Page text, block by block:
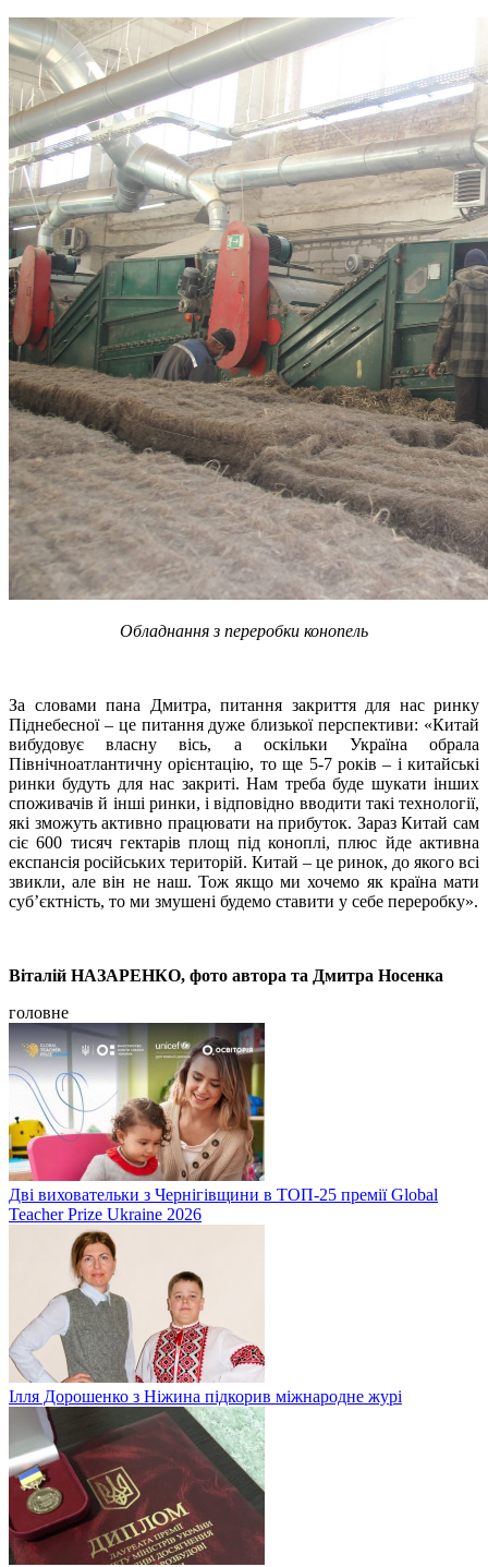
Обладнання з переробки конопель
За словами пана Дмитра, питання закриття для нас ринку
Піднебесної – це питання дуже близької перспективи: «Китай
вибудовує власну вісь, а оскільки Україна обрала
Північноатлантичну орієнтацію, то ще 5-7 років – і китайські
ринки будуть для нас закриті. Нам треба буде шукати інших
споживачів й інші ринки, і відповідно вводити такі технології,
які зможуть активно працювати на прибуток. Зараз Китай сам
сіє 600 тисяч гектарів площ під коноплі, плюс йде активна
експансія російських територій. Китай – це ринок, до якого всі
звикли, але він не наш. Тож якщо ми хочемо як країна мати
суб’єктність, то ми змушені будемо ставити у себе переробку».
Віталій НАЗАРЕНКО, фото автора та Дмитра Носенка
головне
Дві виховательки з Чернігівщини в ТОП-25 премії Global
Teacher Prize Ukraine 2026
Ілля Дорошенко з Ніжина підкорив міжнародне журі